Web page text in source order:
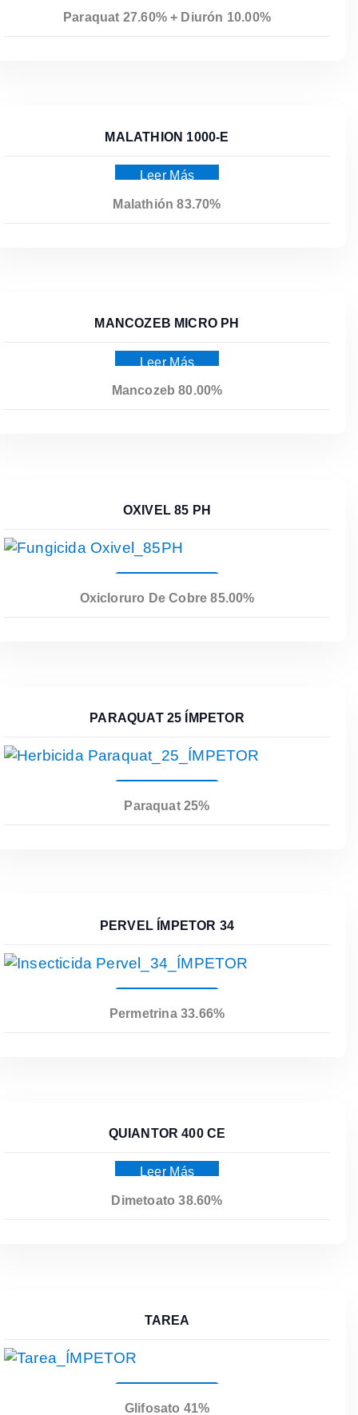
Leer Más
Paraquat 27.60% + Diurón 10.00%
MALATHION 1000-E
Leer Más
Malathión 83.70%
MANCOZEB MICRO PH
Leer Más
Mancozeb 80.00%
OXIVEL 85 PH
Leer Más
Oxicloruro De Cobre 85.00%
PARAQUAT 25 ÍMPETOR
Leer Más
Paraquat 25%
PERVEL ÍMPETOR 34
Leer Más
Permetrina 33.66%
QUIANTOR 400 CE
Leer Más
Dimetoato 38.60%
TAREA
Leer Más
Glifosato 41%